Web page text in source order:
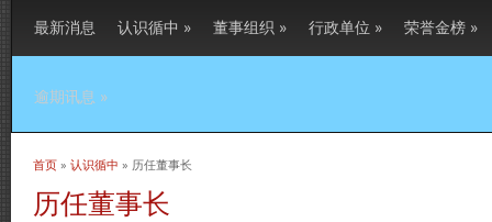
最新消息 认识循中 » 董事组织 » 行政单位 » 荣誉金榜 »
逾期讯息 »
当前位置
首页 » 认识循中 » 历任董事长
历任董事长